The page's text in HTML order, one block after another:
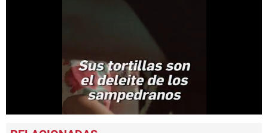
seconds